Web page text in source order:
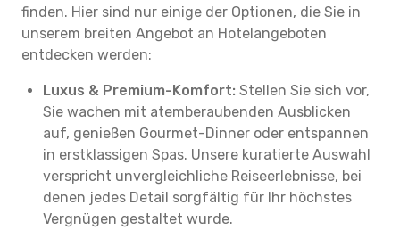
finden. Hier sind nur einige der Optionen, die Sie in
unserem breiten Angebot an Hotelangeboten
entdecken werden:
Luxus & Premium-Komfort: Stellen Sie sich vor,
Sie wachen mit atemberaubenden Ausblicken
auf, genießen Gourmet-Dinner oder entspannen
in erstklassigen Spas. Unsere kuratierte Auswahl
verspricht unvergleichliche Reiseerlebnisse, bei
denen jedes Detail sorgfältig für Ihr höchstes
Vergnügen gestaltet wurde.